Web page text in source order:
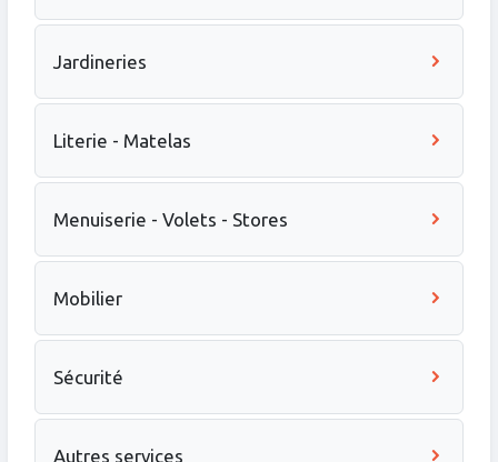
Jardineries
Literie - Matelas
Menuiserie - Volets - Stores
Mobilier
Sécurité
Autres services